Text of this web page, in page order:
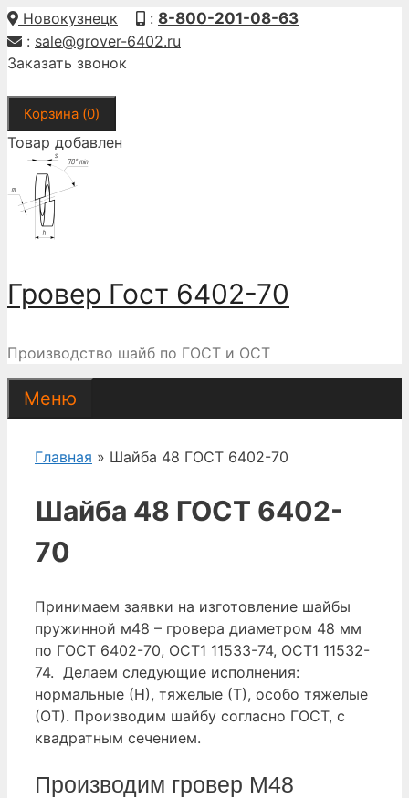
Перейти
к
содержимому
Новокузнецк : 8-800-201-08-63
: sale@grover-6402.ru
Заказать звонок
Корзина (0)
Товар добавлен
Гровер Гост 6402-70
Производство шайб по ГОСТ и ОСТ
Меню
Главная » Шайба 48 ГОСТ 6402-70
Шайба 48 ГОСТ 6402-
70
Принимаем заявки на изготовление шайбы
пружинной м48 – гровера диаметром 48 мм
по ГОСТ 6402-70, ОСТ1 11533-74, ОСТ1 11532-
74. Делаем следующие исполнения:
нормальные (Н), тяжелые (Т), особо тяжелые
(ОТ). Производим шайбу согласно ГОСТ, с
квадратным сечением.
Производим гровер М48